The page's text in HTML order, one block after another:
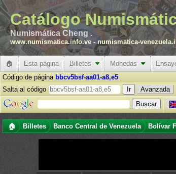
Catálogo
Numismática Cheng .
www.numismatica.info.ve -numismatica-
🏠 Esta página Billetes Monedas
Código de página bbcv5bsf-aa01-a8,e5
Salta al código
Avanzada
🏠 Billetes Banco Central de Venezuela Bolívar